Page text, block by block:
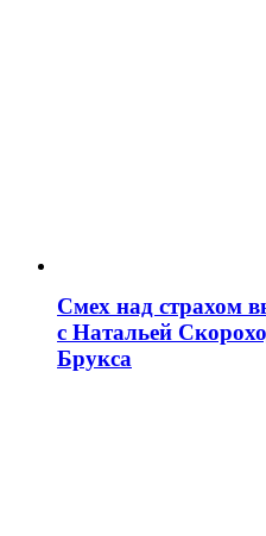
Смех над страхом
с Натальей
Брукса